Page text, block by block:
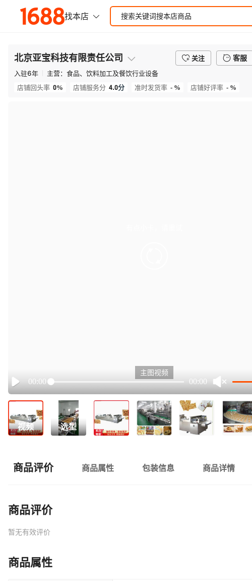
北京亚宝科技有限责任公司 关注 客服
入驻6年 主营： 食品、饮料加工及餐饮行业设备
店铺回头率 0% 店铺服务分 4.0分 准时发货率 - % 店铺好评率 - %
Play
00:00 00:00
主图视频
视频 选型
商品评价 商品属性 包装信息 商品详情
商品评价
暂无有效评价
商品属性